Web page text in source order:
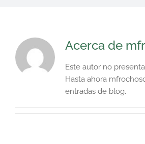
Acerca de
Este autor no
Hasta ahora
entradas de blog.